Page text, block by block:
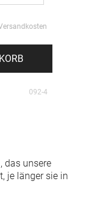
das unsere
je länger sie in
092-4